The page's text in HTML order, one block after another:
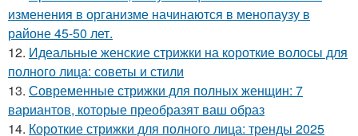
изменения в организме начинаются в менопаузу в
районе 45-50 лет.
12. Идеальные женские стрижки на короткие волосы для
полного лица: советы и стили
13. Современные стрижки для полных женщин: 7
вариантов, которые преобразят ваш образ
14. Короткие стрижки для полного лица: тренды 2025